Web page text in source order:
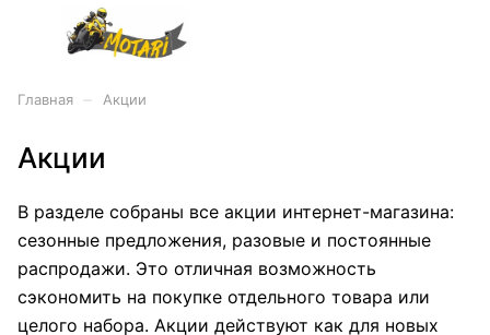
Главная Акции
Акции
В разделе собраны все акции интернет-магазина:
сезонные предложения, разовые и постоянные
распродажи. Это отличная возможность
сэкономить на покупке отдельного товара или
целого набора. Акции действуют как для новых